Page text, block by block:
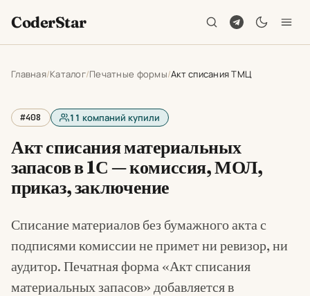
CoderStar
Главная Каталог Печатные формы Акт списания ТМЦ
#408 11 компаний купили
Акт списания материальных
запасов в 1С — комиссия, МОЛ,
приказ, заключение
Списание материалов без бумажного акта с
подписями комиссии не примет ни ревизор, ни
аудитор. Печатная форма «Акт списания
материальных запасов» добавляется в